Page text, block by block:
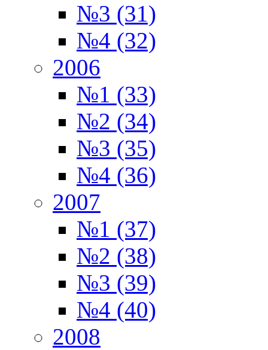
№3 (31)
№4 (32)
2006
№1 (33)
№2 (34)
№3 (35)
№4 (36)
2007
№1 (37)
№2 (38)
№3 (39)
№4 (40)
2008